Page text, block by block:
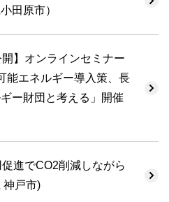
田原市）
】オンラインセミナー
能エネルギー導入策、長
ー財団と考える」開催
進でCO2削減しながら
神戸市)